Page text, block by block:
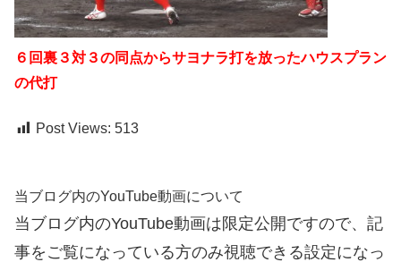
６回裏３対３の同点からサヨナラ打を放ったハウスプラン
の代打
Post Views: 513
当ブログ内のYouTube動画について
当ブログ内のYouTube動画は限定公開ですので、記
事をご覧になっている方のみ視聴できる設定になっ